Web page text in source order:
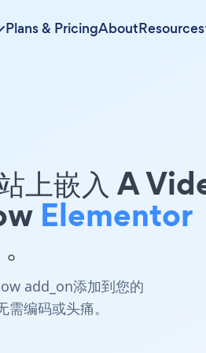
Plans & PricingAboutResources
上嵌入 A
Elementor
add_on添加到您的
编码或头痛。